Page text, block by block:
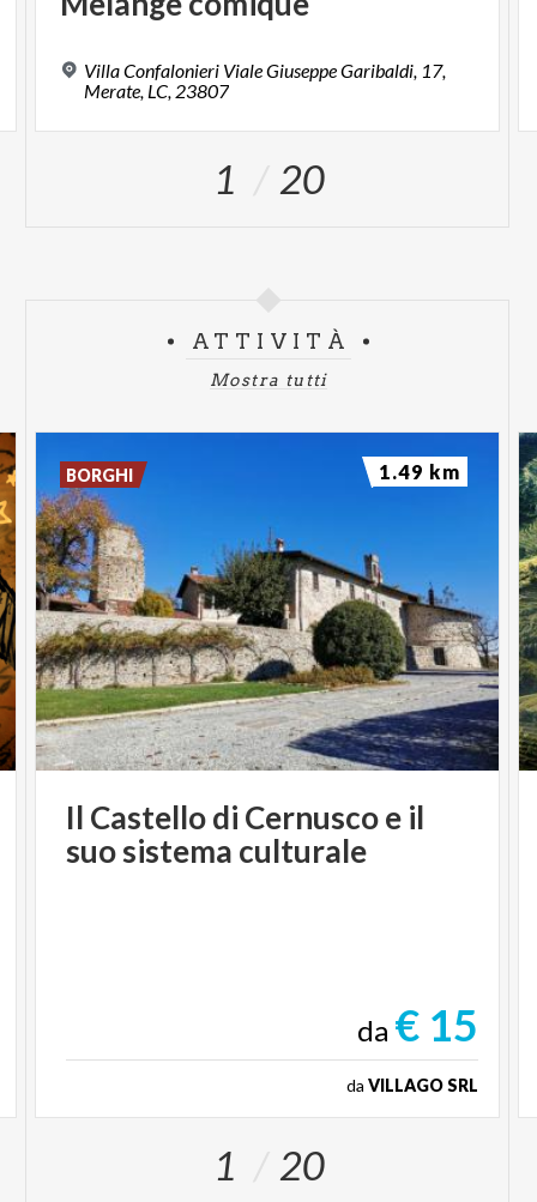
Villa Confalonieri Viale Giuseppe Garibaldi, 17,
Merate, LC, 23807
1 20
ATTIVITÀ
Mostra tutti
Il Castellodi Cernuscoe il
suosistema culturale
da € 15
da VILLAGO SRL
BORGHI 1.49 km
1 20